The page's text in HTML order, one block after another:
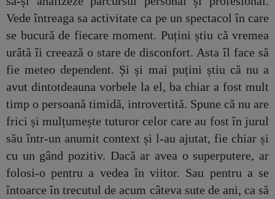
Vede întreaga sa activitate ca pe un spectacol în care
se bucură de fiecare moment. Puțini știu că vremea
urâtă îi creează o stare de disconfort. Asta îl face să
fie meteo dependent. Și și mai puțini știu că nu a
avut dintotdeauna vorbele la el, ba chiar a fost mult
timp o persoană timidă, introvertită. Spune că nu are
frici și mulțumește tuturor celor care au fost în jurul
său într-un anumit context și l-au ajutat, fie chiar și
cu un gând pozitiv. Dacă ar avea o superputere, ar
folosi-o pentru a vedea în viitor. Sau pentru a se
întoarce în trecutul de acum câteva sute de ani, ca să